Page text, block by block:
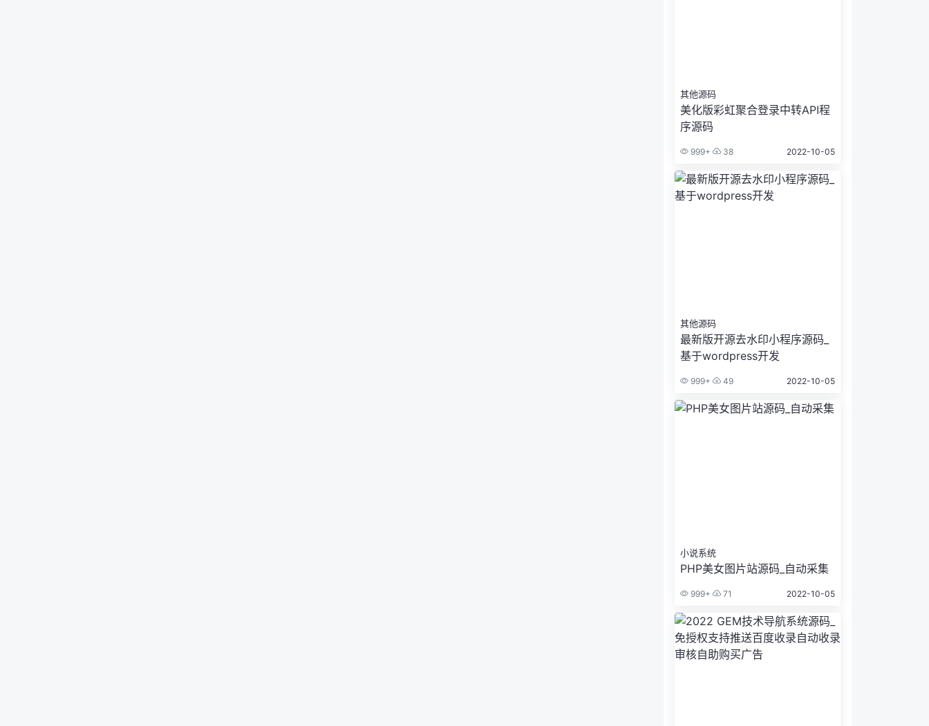
其他源码
美化版彩虹聚合登录中转API程
序源码
999+ 38 2022-10-05
其他源码
最新版开源去水印小程序源码_
基于wordpress开发
999+ 49 2022-10-05
小说系统
PHP美女图片站源码_自动采集
999+ 71 2022-10-05